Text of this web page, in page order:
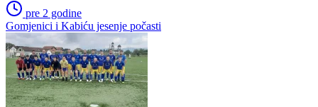
pre 2 godine
Gomjenici i Kabiću jesenje počasti